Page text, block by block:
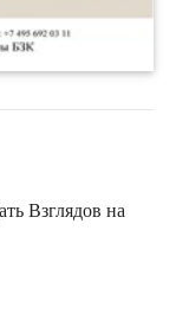
Взглядов на